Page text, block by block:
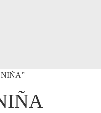
NIÑA”